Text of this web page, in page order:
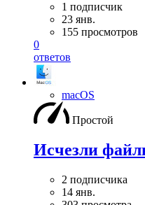
1 подписчик
23 янв.
155 просмотров
0
ответов
macOS
Простой
Исчезли
2 подписчика
14 янв.